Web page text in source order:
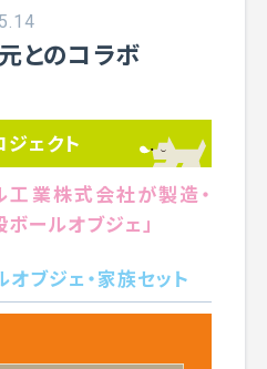
とのコラボ
ェクト
業株式会社が製造・
ールオブジェ」
ブジェ・家族セット